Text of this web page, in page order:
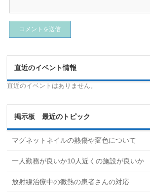
直近のイベント情報
直近のイベントはありません。
掲示板 最近のトピック
マグネットネイルの熱傷や変色について
一人勤務が良いか10人近くの施設が良いか
放射線治療中の微熱の患者さんの対応